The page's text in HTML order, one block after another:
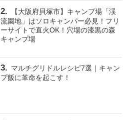
【大阪府貝塚市】キャンプ場「渓
流園地」はソロキャンパー必見！フリ
ーサイトで直火OK！穴場の漆黒の森
キャンプ場
マルチグリドルレシピ7選｜キャン
プ飯に革命を起こす！